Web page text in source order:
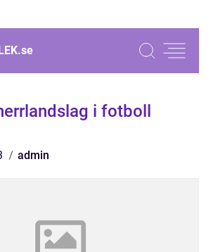
se
i fotboll
admin